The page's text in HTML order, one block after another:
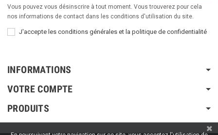
Vous pouvez vous désinscrire à tout moment. Vous trouverez pour cela
nos informations de contact dans les conditions d'utilisation du site.
J'accepte les conditions générales et la politique de confidentialité
INFORMATIONS
VOTRE COMPTE
PRODUITS